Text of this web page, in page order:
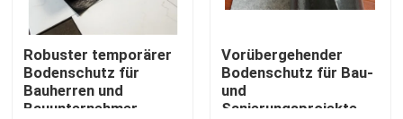
Robuster temporärer
Bodenschutz für
Bauherren und
Bauunternehmer
Vorübergehender
Bodenschutz für Bau-
und
Sanierungsprojekte